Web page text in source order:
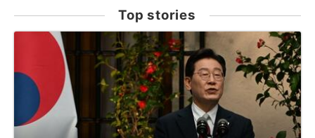
Top stories